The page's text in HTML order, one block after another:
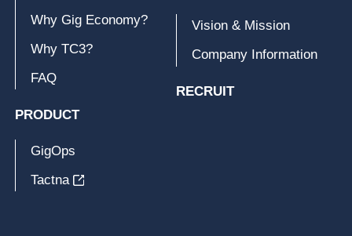
Why Gig Economy?
Why TC3?
FAQ
PRODUCT
GigOps
Tactna
Vision & Mission
Company Information
RECRUIT